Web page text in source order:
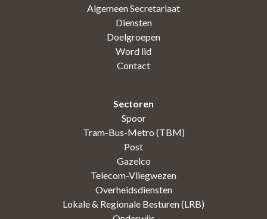
Algemeen Secretariaat
Diensten
Doelgroepen
Word lid
Contact
Sectoren
Spoor
Tram-Bus-Metro (TBM)
Post
Gazelco
Telecom-Vliegwezen
Overheidsdiensten
Lokale & Regionale Besturen (LRB)